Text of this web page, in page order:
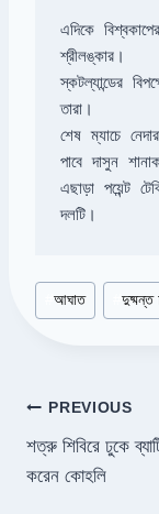
এদিকে
স্কটল্যান্ডের
তারা।
শেষ ম্যাচে
পাবে দাসুন
এছাড়া পয়েন্ট
দলটি।
Post
Tags:
#আঘাত #দুষ্মন্ত
Post
PREVIOUS
শত্রু শিবিরে ঢুকে
করেন কোহলি